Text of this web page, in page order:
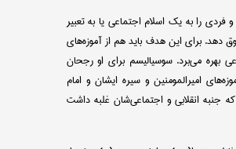
را به یک اسلام اجتماعی یا به تعبیر
دهد. برای این هدف باید هم از آموزه‌های
بهره می‌برد. سوسیالیسم برای او رجحان
امیرالمومنین و سیره ایشان و امام
انقلابی و اجتماعی‌شان غلبه داشت